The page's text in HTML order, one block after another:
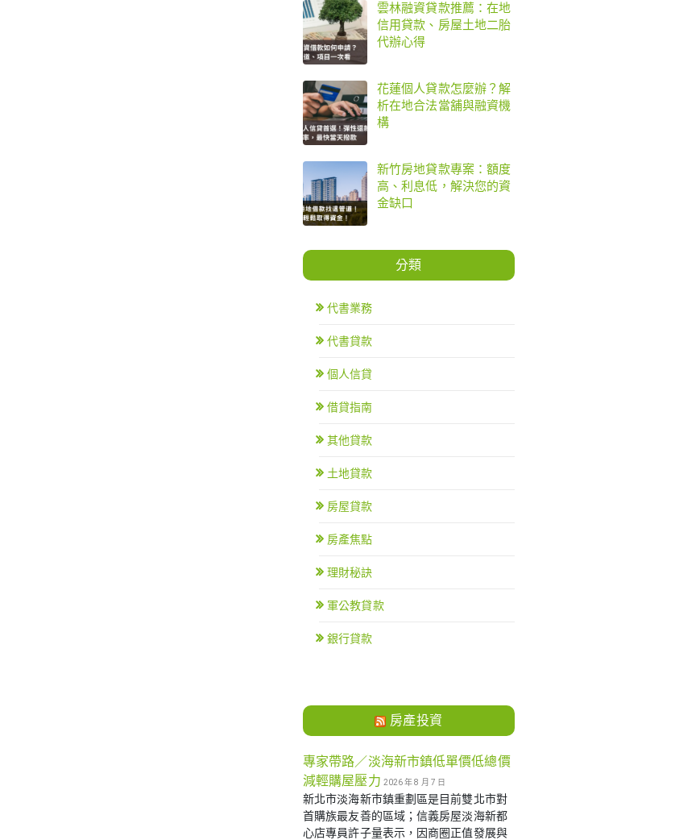
雲林融資貸款推薦：在地
信用貸款、房屋土地二胎
代辦心得
花蓮個人貸款怎麼辦？解
析在地合法當舖與融資機
構
新竹房地貸款專案：額度
高、利息低，解決您的資
金缺口
分類
代書業務
代書貸款
個人信貸
借貸指南
其他貸款
土地貸款
房屋貸款
房產焦點
理財秘訣
軍公教貸款
銀行貸款
房產投資
專家帶路／淡海新市鎮低單價低總價
減輕購屋壓力 2026 年 8 月 7 日
新北市淡海新市鎮重劃區是目前雙北市對
首購族最友善的區域；信義房屋淡海新都
心店專員許子量表示，因商圈正值發展與